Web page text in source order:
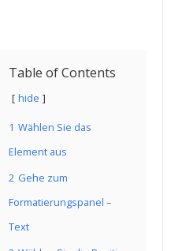
Table of Contents
hide
1 Wählen Sie das
Element aus
2 Gehe zum
Formatierungspanel –
Text